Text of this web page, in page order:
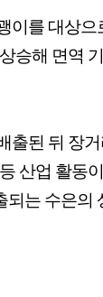
이를 대상
승해 면역
출된 뒤 장
산업 활동
되는 수은의